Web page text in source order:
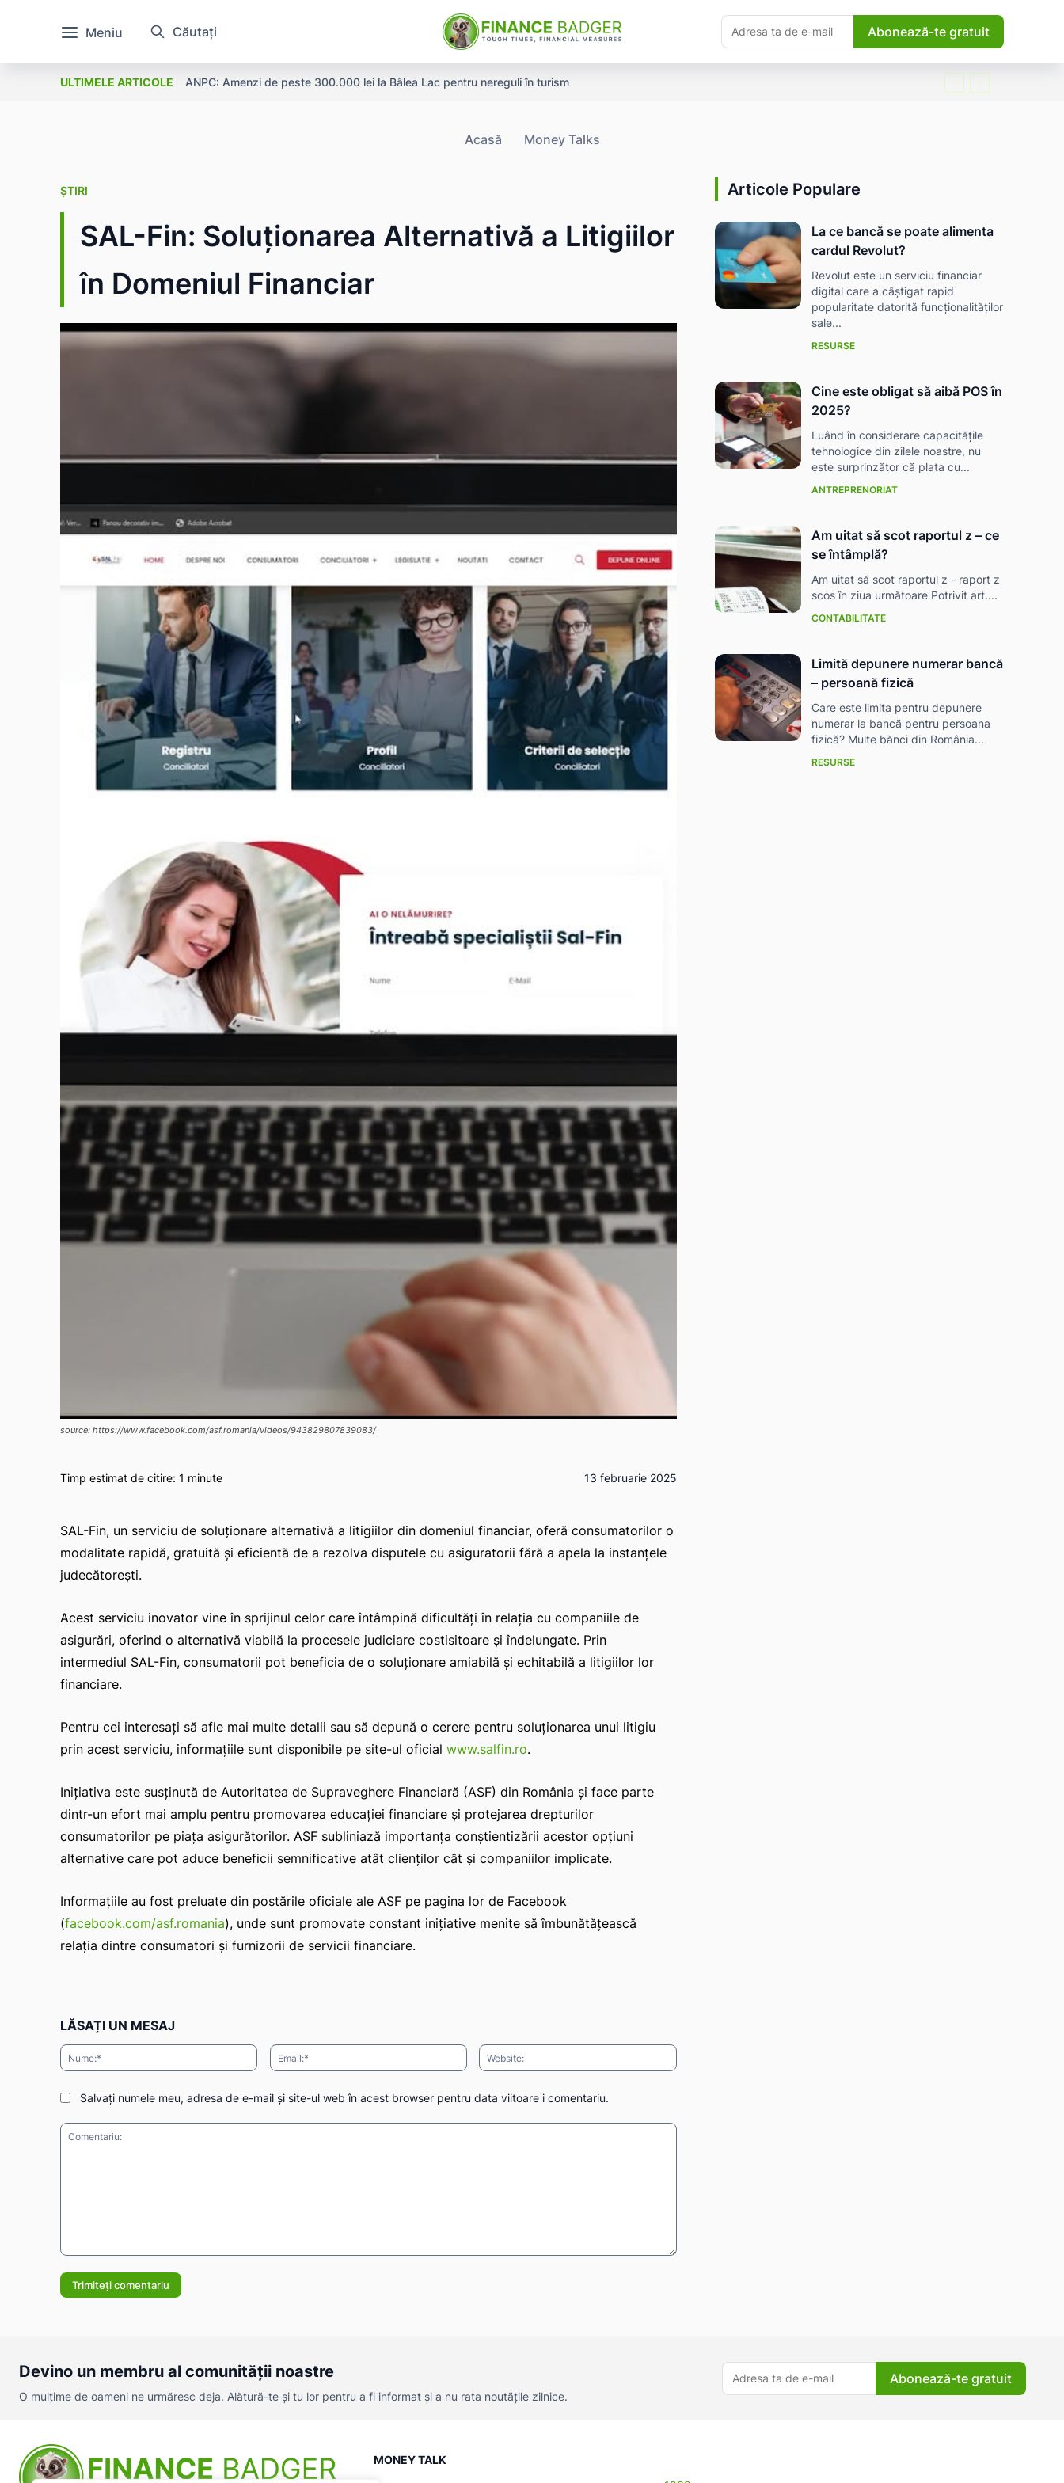
Meniu Căutați Abonează-te gratuit
ULTIMELE ARTICOLE ANPC: Amenzi de peste 300.000 lei la Bâlea Lac pentru nereguli în turism
Acasă Money Talks
ȘTIRI
SAL-Fin: Soluționarea Alternativă a Litigiilor
în Domeniul Financiar
source: https://www.facebook.com/asf.romania/videos/943829807839083/
Timp estimat de citire: 1 minute 13 februarie 2025
SAL-Fin, un serviciu de soluționare alternativă a litigiilor din domeniul financiar, oferă consumatorilor o
modalitate rapidă, gratuită și eficientă de a rezolva disputele cu asiguratorii fără a apela la instanțele
judecătorești.
Acest serviciu inovator vine în sprijinul celor care întâmpină dificultăți în relația cu companiile de
asigurări, oferind o alternativă viabilă la procesele judiciare costisitoare și îndelungate. Prin
intermediul SAL-Fin, consumatorii pot beneficia de o soluționare amiabilă și echitabilă a litigiilor lor
financiare.
Pentru cei interesați să afle mai multe detalii sau să depună o cerere pentru soluționarea unui litigiu
prin acest serviciu, informațiile sunt disponibile pe site-ul oficial www.salfin.ro.
Inițiativa este susținută de Autoritatea de Supraveghere Financiară (ASF) din România și face parte
dintr-un efort mai amplu pentru promovarea educației financiare și protejarea drepturilor
consumatorilor pe piața asigurătorilor. ASF subliniază importanța conștientizării acestor opțiuni
alternative care pot aduce beneficii semnificative atât clienților cât și companiilor implicate.
Informațiile au fost preluate din postările oficiale ale ASF pe pagina lor de Facebook
(facebook.com/asf.romania), unde sunt promovate constant inițiative menite să îmbunătățească
relația dintre consumatori și furnizorii de servicii financiare.
LĂSAȚI UN MESAJ
Nume:* Email:* Website:
Salvați numele meu, adresa de e-mail și site-ul web în acest browser pentru data viitoare i comentariu.
Articole Populare
La ce bancă se poate alimenta
cardul Revolut?
Revolut este un serviciu financiar
digital care a câștigat rapid
popularitate datorită funcționalităților
sale...
RESURSE
Cine este obligat să aibă POS în
2025?
Luând în considerare capacitățile
tehnologice din zilele noastre, nu
este surprinzător că plata cu...
ANTREPRENORIAT
Am uitat să scot raportul z – ce
se întâmplă?
Am uitat să scot raportul z - raport z
scos în ziua următoare Potrivit art....
CONTABILITATE
Limită depunere numerar bancă
– persoană fizică
Care este limita pentru depunere
numerar la bancă pentru persoana
fizică? Multe bănci din România...
RESURSE
Devino un membru al comunității noastre
O mulțime de oameni ne urmăresc deja. Alătură-te și tu lor pentru a fi informat și a nu rata noutățile zilnice.
Abonează-te gratuit
MONEY TALK